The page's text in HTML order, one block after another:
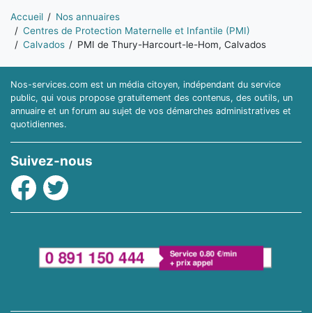
Vous êtes ici:
Accueil
Nos annuaires
Centres de Protection Maternelle et Infantile (PMI)
Calvados
PMI de Thury-Harcourt-le-Hom, Calvados
Nos-services.com est un média citoyen, indépendant du service
public, qui vous propose gratuitement des contenus, des outils, un
annuaire et un forum au sujet de vos démarches administratives et
quotidiennes.
Suivez-nous
Facebook
Twitter